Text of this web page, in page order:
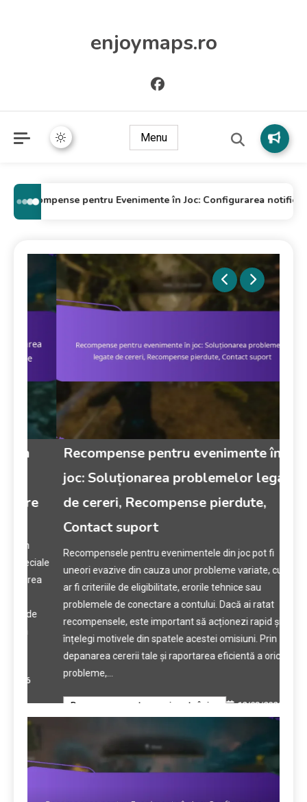
enjoymaps.ro
Menu
Recompense pentru Evenimente în Joc: Configurarea
Recompense pentru evenimente în
joc: Soluționarea problemelor legate
de cereri, Recompense pierdute,
Contact suport
Recompensele pentru evenimentele din joc pot fi
uneori evazive din cauza unor probleme variate, cum
ar fi criteriile de eligibilitate, erorile tehnice sau
problemele de conectare a contului. Dacă ai ratat
recompensele, este important să acționezi rapid și să
înțelegi motivele din spatele acestei omisiuni. Prin
depanarea cererii tale și raportarea eficientă a oricăror
probleme,…
Recompense pentru evenimente în joc 12/03/2026